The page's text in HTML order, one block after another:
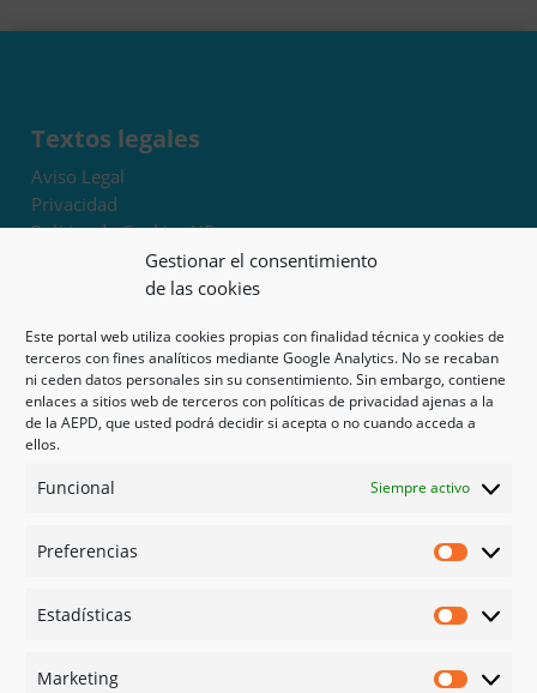
Gestionar el consentimiento
de las cookies
Este portal web utiliza cookies propias con finalidad técnica y cookies de
terceros con fines analíticos mediante Google Analytics. No se recaban
ni ceden datos personales sin su consentimiento. Sin embargo, contiene
enlaces a sitios web de terceros con políticas de privacidad ajenas a la
de la AEPD, que usted podrá decidir si acepta o no cuando acceda a
ellos.
Funcional Siempre activo
Preferencias
Estadísticas
Marketing
Textos legales
Aviso Legal
Privacidad
Política de Cookies UE
Términos y condiciones
Exoneración de responsabilidad
Mapa del sitio
Mi cuenta
Tienda
Psicología en Murcia
Guías
Redes sociales
Instagram
Linked in